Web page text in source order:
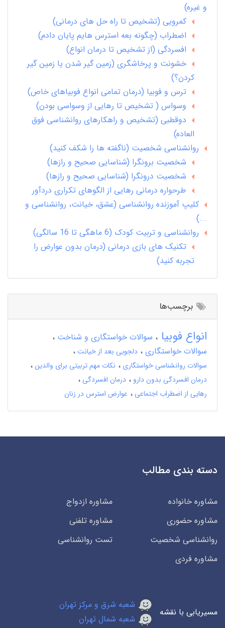
و غیره)
کمرویی (تشخیص تا راه حل های درمانی)
اضطراب (چگونه بعه استرس هایم پایان دادم)
افسردگی (از تشخیص تا درمان انواع)
خشونت و پرخاشگری (زمین گیر شدن یا زمین گیر
کردن؟)
ترس و فوبیا (درمان تمامی انواع فوبیاهای خاص)
وسواس ( تشخیص تا رهایی از وسواسی بودن)
دوقطبی (تشخیص و راهکارهای روانشناسی فوق
العاده)
روانشناسی شخصیت (ناگفته ها را شکف کنید)
شخصیت برونگرا (شناسایی صحیح و رازها)
شخصیت درونگرا (شناسایی صحیح و رازها)
طرحواره درمانی رهایی از الگوهای تکراری دردآور
کلیپ آموزنده روانشناسی (عشق، خیانت، روانشناسی و
...)
روانشناسی و تربیت کودک (6 ماهگی تا 16 سالگی)
تکنیک های بازی درمانی (درمان بدون عوارض را
تجربه کنید)
برچسب‌ها
انواع فوبیا
سوالات خواستگاری و شناخت
سوالات خواستگاری
دلجویی بعد از خیانت
سوالات روانشناسی خواستگاری
نکات مهم تربیتی برای والدین
درمان افسردگی بدون دارو
درمان افسردگی
رهایی از اضطراب اجتماعی
عوارض استرس در زنان
دسته بندی مطالب
مشاوره خانواده
مشاوره ازدواج
مشاوره حضوری
مشاوره تلفنی
روانشناسی شخصیت
تست روانشناسی
مشاوره فردی
مسیریابی با نقشه
شعبه شرق و مرکز تهران
شعبه شمال تهران